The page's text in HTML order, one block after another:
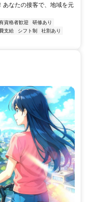
あなたの接客で、地域を元
資格者歓迎
研修あり
支給 シフト制
社割あり